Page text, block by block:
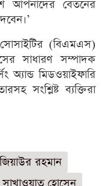
আপনাদের বেতনের
সোসাইটির (বিএমএস)
সাধারণ সম্পাদক
অ্যান্ড মিডওয়াইফারি
সংশ্লিষ্ট ব্যক্তিরা
জিয়াউর রহমান